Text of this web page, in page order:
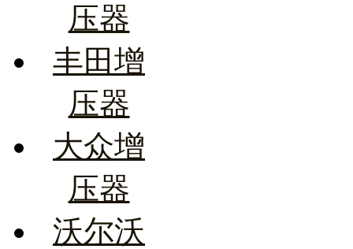
压器
丰田增
压器
大众增
压器
沃尔沃